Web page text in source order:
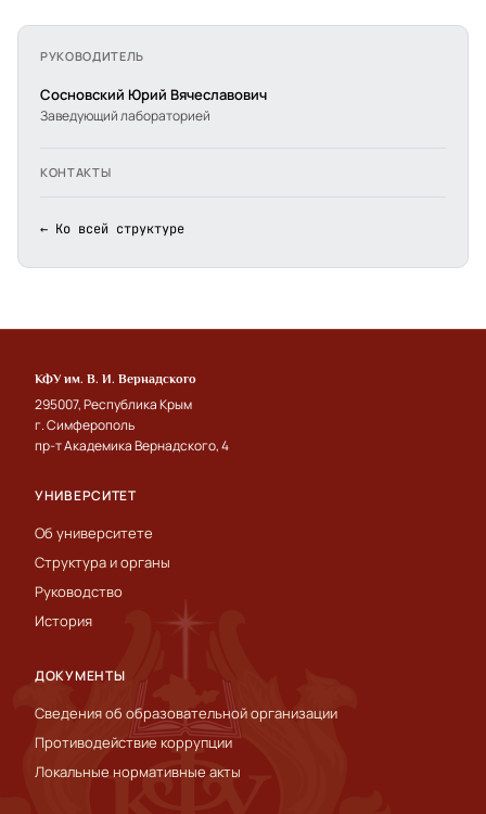
РУКОВОДИТЕЛЬ
Сосновский Юрий Вячеславович
Заведующий лабораторией
КОНТАКТЫ
← Ко всей структуре
КФУ им. В. И. Вернадского
295007, Республика Крым
г. Симферополь
пр-т Академика Вернадского, 4
УНИВЕРСИТЕТ
Об университете
Структура и органы
Руководство
История
ДОКУМЕНТЫ
Сведения об образовательной организации
Противодействие коррупции
Локальные нормативные акты